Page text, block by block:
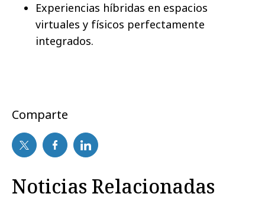
Experiencias híbridas en espacios
virtuales y físicos perfectamente
integrados.
Comparte
Noticias Relacionadas